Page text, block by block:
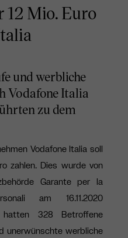
12 Mio. Euro
und werbliche
Vodafone Italia
zu dem
Vodafone Italia soll
zahlen. Dies wurde von
Garante per la
am 16.11.2020
328 Betroffene
unerwünschte werbliche